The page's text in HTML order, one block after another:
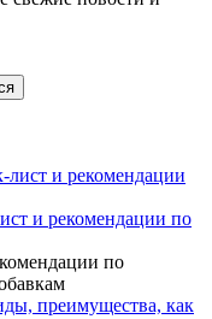
и рекомендации по
по